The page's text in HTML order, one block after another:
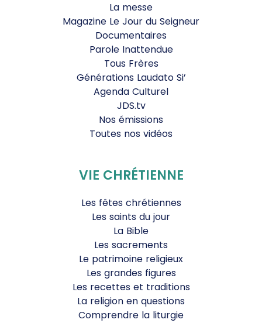
La messe
Magazine Le Jour du Seigneur
Documentaires
Parole Inattendue
Tous Frères
Générations Laudato Si’
Agenda Culturel
JDS.tv
Nos émissions
Toutes nos vidéos
VIE CHRÉTIENNE
Les fêtes chrétiennes
Les saints du jour
La Bible
Les sacrements
Le patrimoine religieux
Les grandes figures
Les recettes et traditions
La religion en questions
Comprendre la liturgie